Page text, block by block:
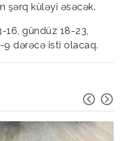
şərq küləyi əsəcək.
16, gündüz 18-23,
dərəcə isti olacaq.